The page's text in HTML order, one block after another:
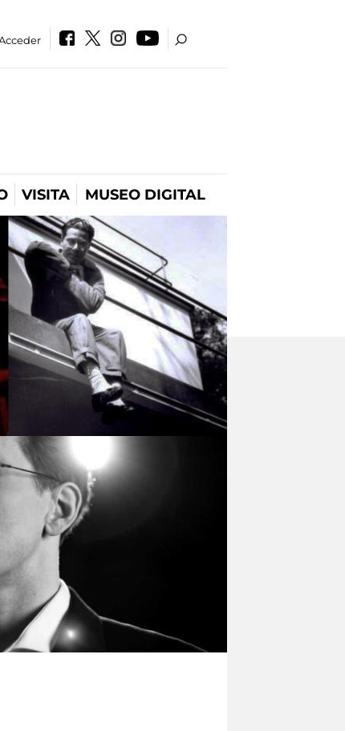
VISITA MUSEO DIGITAL